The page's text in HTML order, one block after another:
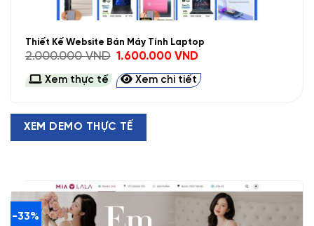
Thiết Kế Website Bán Máy Tính Laptop
2.000.000VND Giá
là:
2.000.000 VND.
1.600.000VNDGiá
tại
là:
Xem thực tế Xem chi tiết
XEM DEMO THỰC TẾ
-33%